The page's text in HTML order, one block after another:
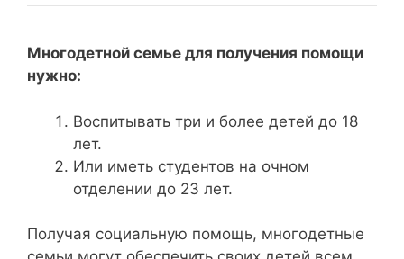
Многодетной семье для получения помощи
нужно:
Воспитывать три и более детей до 18
лет.
Или иметь студентов на очном
отделении до 23 лет.
Получая социальную помощь, многодетные